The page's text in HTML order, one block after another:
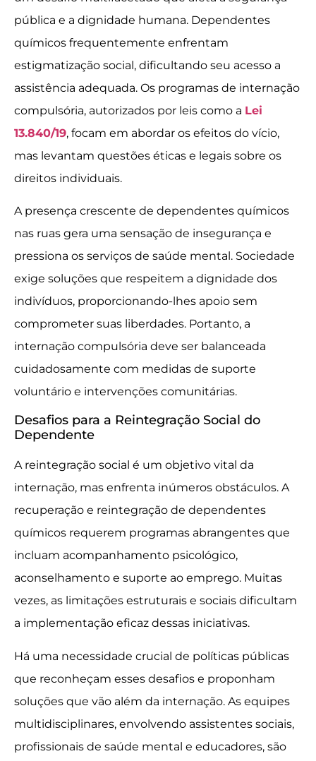
pública e a dignidade humana. Dependentes
químicos frequentemente enfrentam
estigmatização social, dificultando seu acesso a
assistência adequada. Os programas de internação
compulsória, autorizados por leis como a Lei
13.840/19, focam em abordar os efeitos do vício,
mas levantam questões éticas e legais sobre os
direitos individuais.
A presença crescente de dependentes químicos
nas ruas gera uma sensação de insegurança e
pressiona os serviços de saúde mental. Sociedade
exige soluções que respeitem a dignidade dos
indivíduos, proporcionando-lhes apoio sem
comprometer suas liberdades. Portanto, a
internação compulsória deve ser balanceada
cuidadosamente com medidas de suporte
voluntário e intervenções comunitárias.
Desafios para a Reintegração Social do
Dependente
A reintegração social é um objetivo vital da
internação, mas enfrenta inúmeros obstáculos. A
recuperação e reintegração de dependentes
químicos requerem programas abrangentes que
incluam acompanhamento psicológico,
aconselhamento e suporte ao emprego. Muitas
vezes, as limitações estruturais e sociais dificultam
a implementação eficaz dessas iniciativas.
Há uma necessidade crucial de políticas públicas
que reconheçam esses desafios e proponham
soluções que vão além da internação. As equipes
multidisciplinares, envolvendo assistentes sociais,
profissionais de saúde mental e educadores, são